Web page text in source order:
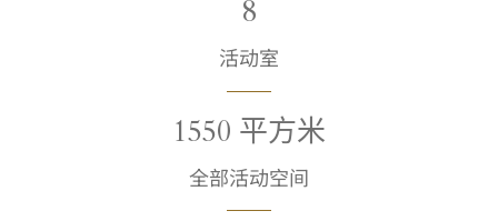
8
活动室
1550 平方米
全部活动空间